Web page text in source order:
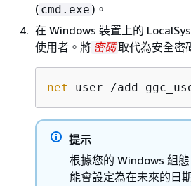
( cmd.exe )。
在 Windows 裝置上的
使用者。將 密碼取代為安全密
net user /add
提示
根據您的 Windows 組
能會設定為在未來的日